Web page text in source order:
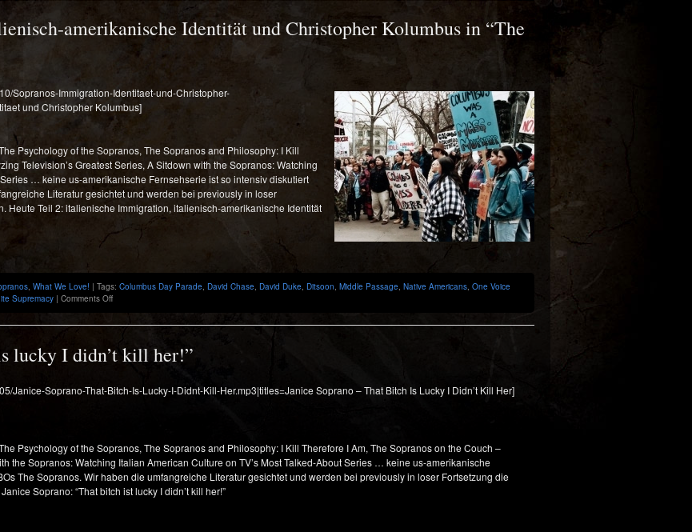
herunter!”
Shortcut
amerikanische Identität und Christopher Kolumbus in “The
Sopranos-Immigration-Identitaet-und-Christopher-
und Christopher Kolumbus]
Psychology of the Sopranos, The Sopranos and Philosophy: I Kill
Television’s Greatest Series, A Sitdown with the Sopranos: Watching
… keine us-amerikanische Fernsehserie ist so intensiv diskutiert
Literatur gesichtet und werden bei previously in loser
Heute Teil 2: italienische Immigration, italienisch-amerikanische Identität
, What We Love! | Tags: Columbus Day Parade, David Chase, David Duke, Ditsoon, Middle Passage, Native Americans, One Voice
Supremacy | Comments Offon
amerikanische
Identität
Kolumbus
lucky I didn’t kill her!”
Janice-Soprano-That-Bitch-Is-Lucky-I-Didnt-Kill-Her.mp3|titles=Janice Soprano – That Bitch Is Lucky I Didn’t Kill Her]
Psychology of the Sopranos, The Sopranos and Philosophy: I Kill Therefore I Am, The Sopranos on the Couch –
the Sopranos: Watching Italian American Culture on TV’s Most Talked-About Series … keine us-amerikanische
The Sopranos. Wir haben die umfangreiche Literatur gesichtet und werden bei previously in loser Fortsetzung die
Soprano: “That bitch ist lucky I didn’t kill her!”